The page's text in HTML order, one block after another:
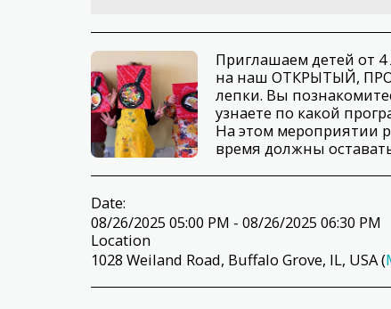
Приглашаем детей от
на наш ОТКРЫТЫЙ,
лепки. Вы
узнаете по какой
На этом мероприятии
время должны
Date:
08/26/2025 05:00 PM - 08/26/2025 06:30 PM
Location
1028 Weiland Road, Buffalo Grove, IL, USA (